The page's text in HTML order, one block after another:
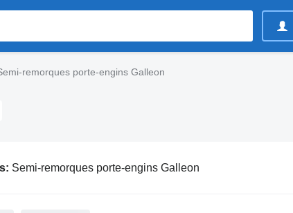
remorques porte-engins Galleon
Semi-remorques porte-engins Galleon